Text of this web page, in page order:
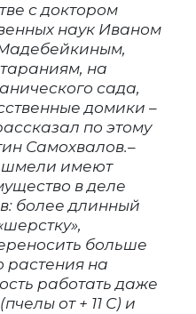
с доктором
наук Иваном
на
сада,
домики –
по этому
Самохвалов.–
имеют
в деле
более длинный
больше
растения на
работать даже
от + 11 С) и